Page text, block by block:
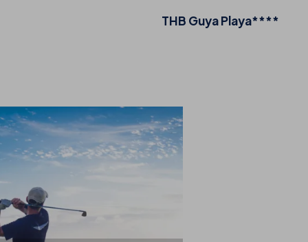
THB Guya Playa****